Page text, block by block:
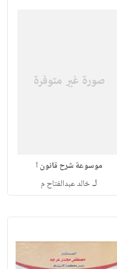
موسوعة شرح قانون ا
لـخالد عبدالفتاح م